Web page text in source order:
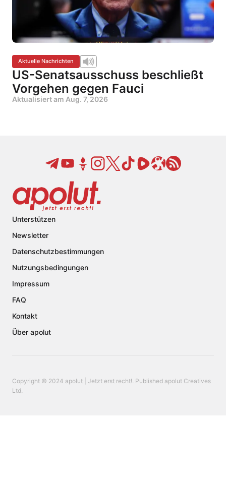
Aktuelle Nachrichten
US-Senatsausschuss beschließt
Vorgehen gegen Fauci
Aktualisiert am Aug. 7, 2026
Unterstützen
Newsletter
Datenschutzbestimmungen
Nutzungsbedingungen
Impressum
FAQ
Kontakt
Über apolut
Copyright © 2024 apolut | Jetzt erst recht!. Published apolut Creatives
Ltd.